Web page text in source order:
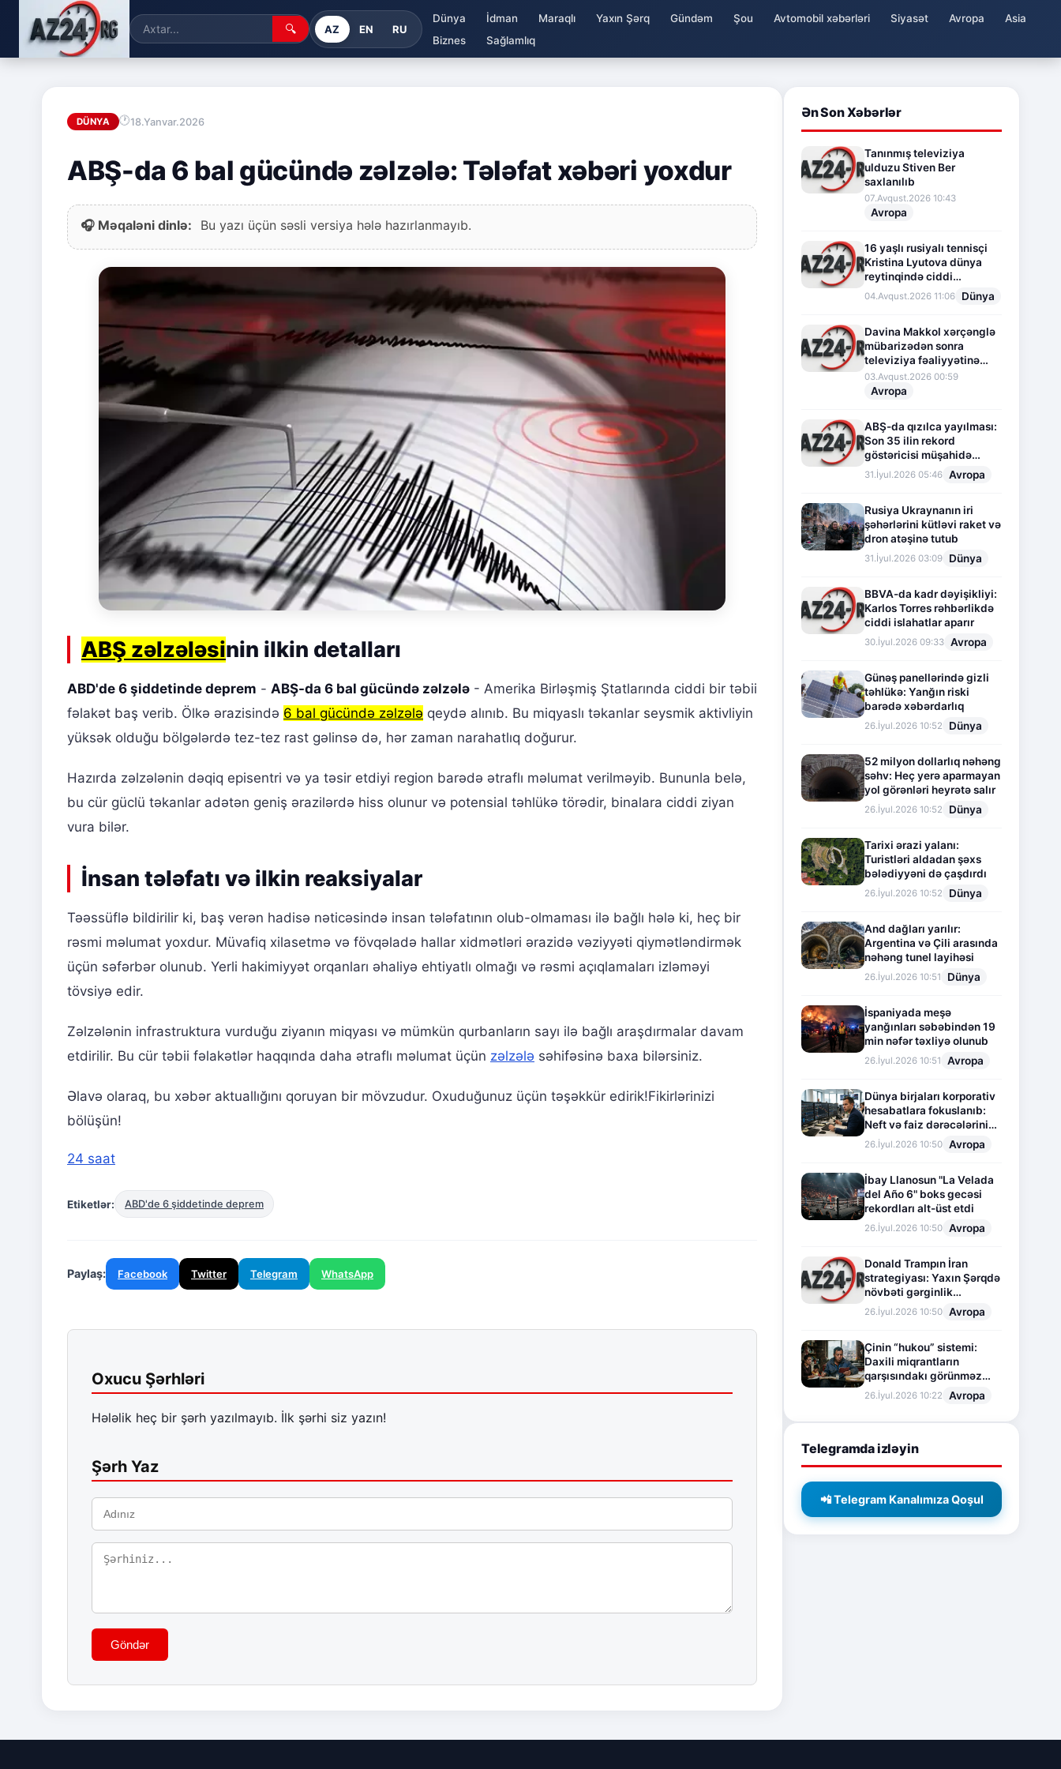
🔍 AZ EN RU
Dünya İdman Maraqlı Yaxın Şərq Gündəm Şou Avtomobil xəbərləri Siyasət Avropa
Asia
Biznes
Sağlamlıq
DÜNYA 18.Yanvar.2026
ABŞ-da 6 bal gücündə zəlzələ: Tələfat xəbəri yoxdur
🎧 Məqaləni dinlə: Bu yazı üçün səsli versiya hələ hazırlanmayıb.
ABŞ zəlzələsinin ilkin detalları
ABD'de 6 şiddetinde deprem - ABŞ-da 6 bal gücündə zəlzələ - Amerika Birləşmiş Ştatlarında ciddi bir təbii
fəlakət baş verib. Ölkə ərazisində 6 bal gücündə zəlzələ qeydə alınıb. Bu miqyaslı təkanlar seysmik aktivliyin
yüksək olduğu bölgələrdə tez-tez rast gəlinsə də, hər zaman narahatlıq doğurur.
Hazırda zəlzələnin dəqiq episentri və ya təsir etdiyi region barədə ətraflı məlumat verilməyib. Bununla belə,
bu cür güclü təkanlar adətən geniş ərazilərdə hiss olunur və potensial təhlükə törədir, binalara ciddi ziyan
vura bilər.
İnsan tələfatı və ilkin reaksiyalar
Təəssüflə bildirilir ki, baş verən hadisə nəticəsində insan tələfatının olub-olmaması ilə bağlı hələ ki, heç bir
rəsmi məlumat yoxdur. Müvafiq xilasetmə və fövqəladə hallar xidmətləri ərazidə vəziyyəti qiymətləndirmək
üçün səfərbər olunub. Yerli hakimiyyət orqanları əhaliyə ehtiyatlı olmağı və rəsmi açıqlamaları izləməyi
tövsiyə edir.
Zəlzələnin infrastruktura vurduğu ziyanın miqyası və mümkün qurbanların sayı ilə bağlı araşdırmalar davam
etdirilir. Bu cür təbii fəlakətlər haqqında daha ətraflı məlumat üçün zəlzələ səhifəsinə baxa bilərsiniz.
Əlavə olaraq, bu xəbər aktuallığını qoruyan bir mövzudur. Oxuduğunuz üçün təşəkkür edirik!Fikirlərinizi
bölüşün!
24 saat
Etiketlər: ABD'de 6 şiddetinde deprem
Paylaş: Facebook Twitter Telegram WhatsApp
Oxucu Şərhləri
Hələlik heç bir şərh yazılmayıb. İlk şərhi siz yazın!
Şərh Yaz
Göndər
Ən Son Xəbərlər
Tanınmış televiziya
ulduzu Stiven Ber
saxlanılıb
07.Avqust.2026 10:43
Avropa
16 yaşlı rusiyalı tennisçi
Kristina Lyutova dünya
reytinqində ciddi
irəliləyişə imza atdı
04.Avqust.2026 11:06 Dünya
Davina Makkol xərçənglə
mübarizədən sonra
televiziya fəaliyyətinə
fasilə verir
03.Avqust.2026 00:59
Avropa
ABŞ-da qızılca yayılması:
Son 35 ilin rekord
göstəricisi müşahidə
olunur
31.İyul.2026 05:46 Avropa
Rusiya Ukraynanın iri
şəhərlərini kütləvi raket və
dron atəşinə tutub
31.İyul.2026 03:09 Dünya
BBVA-da kadr dəyişikliyi:
Karlos Torres rəhbərlikdə
ciddi islahatlar aparır
30.İyul.2026 09:33 Avropa
Günəş panellərində gizli
təhlükə: Yanğın riski
barədə xəbərdarlıq
26.İyul.2026 10:52 Dünya
52 milyon dollarlıq nəhəng
səhv: Heç yerə aparmayan
yol görənləri heyrətə salır
26.İyul.2026 10:52 Dünya
Tarixi ərazi yalanı:
Turistləri aldadan şəxs
bələdiyyəni də çaşdırdı
26.İyul.2026 10:52 Dünya
And dağları yarılır:
Argentina və Çili arasında
nəhəng tunel layihəsi
26.İyul.2026 10:51 Dünya
İspaniyada meşə
yanğınları səbəbindən 19
min nəfər təxliyə olunub
26.İyul.2026 10:51 Avropa
Dünya birjaları korporativ
hesabatlara fokuslanıb:
Neft və faiz dərəcələrinin
təsiri altında cari vəziyyət
26.İyul.2026 10:50 Avropa
İbay Llanosun "La Velada
del Año 6" boks gecəsi
rekordları alt-üst etdi
26.İyul.2026 10:50 Avropa
Donald Trampın İran
strategiyası: Yaxın Şərqdə
növbəti gərginlik
mərhələsi
26.İyul.2026 10:50 Avropa
Çinin “hukou” sistemi:
Daxili miqrantların
qarşısındakı görünməz
sədd
26.İyul.2026 10:22 Avropa
Telegramda izləyin
📲 Telegram Kanalımıza Qoşul